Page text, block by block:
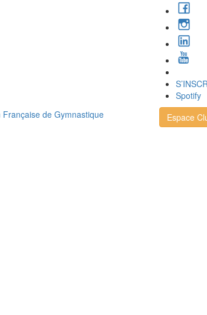
Spotify
Espace